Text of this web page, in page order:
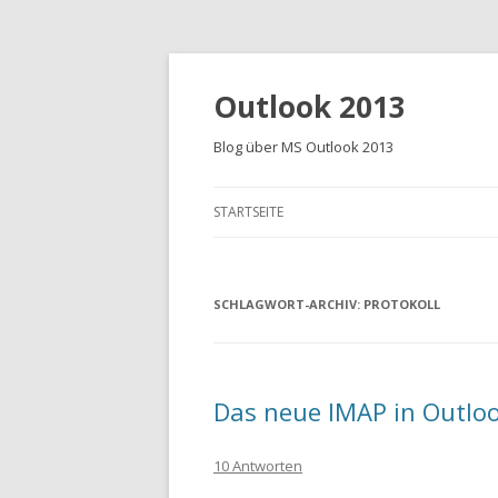
Outlook 2013
Blog über MS Outlook 2013
STARTSEITE
SCHLAGWORT-ARCHIV: PROTOKOLL
Das neue IMAP in
10 Antworten